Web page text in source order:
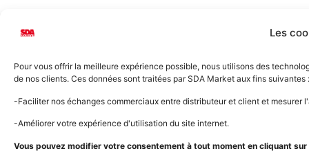
Les
Pour vous offrir la meilleure expérience possible, nous utilisons des
de nos clients. Ces données sont traitées par SDA Market aux fins suivantes
-Faciliter nos échanges commerciaux entre distributeur et client et
-Améliorer votre expérience d'utilisation du site internet.
Vous pouvez modifier votre consentement à tout moment en cliquant